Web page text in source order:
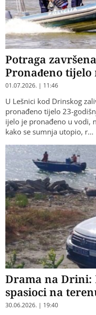
Potraga
Pronađeno tijelo
01.07.2026. | 11:46
U Lešnici kod Drinskog
pronađeno tijelo 23-
ijelo je pronađeno u vodi,
kako se sumnja utopio, r…
Drama na Drini:
spasioci na
30.06.2026. | 19:40